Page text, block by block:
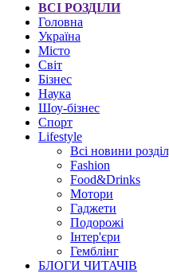
ВСІ РОЗДІЛИ
Головна
Україна
Місто
Світ
Бізнес
Наука
Шоу-бізнес
Спорт
Lifestyle
Всі новини
Fashion
Food&Drinks
Мотори
Гаджети
Подорожі
Інтер'єри
Гемблінг
БЛОГИ ЧИТАЧІВ